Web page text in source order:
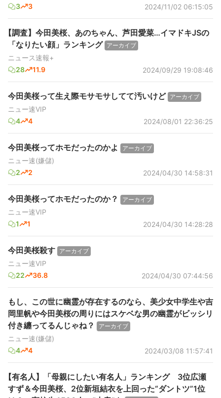
3
3 2024/11/02 06:15:05
【調査】今田美桜、あのちゃん、芦田愛菜…イマドキJSの
「なりたい顔」ランキング アーカイブ
ニュース速報+
28
11.9 2024/09/29 19:08:46
今田美桜って生え際モサモサしてて汚いけど アーカイブ
ニュー速VIP
4
4 2024/08/01 22:36:25
今田美桜ってホモだったのかよ アーカイブ
ニュー速(嫌儲)
2
2 2024/04/30 14:58:31
今田美桜ってホモだったのか？ アーカイブ
ニュー速VIP
1
1 2024/04/30 14:28:28
今田美桜殺す アーカイブ
ニュー速VIP
22
36.8 2024/04/30 07:44:56
もし、この世に幽霊が存在するのなら、美少女中学生や吉
岡里帆や今田美桜の周りにはスケベな男の幽霊がビッシリ
付き纏ってるんじゃね？
アーカイブ
ニュー速(嫌儲)
4
4 2024/03/08 11:57:41
【有名人】「母親にしたい有名人」ランキング 3位広瀬
すず＆今田美桜、2位新垣結衣を上回った“ダントツ”1位